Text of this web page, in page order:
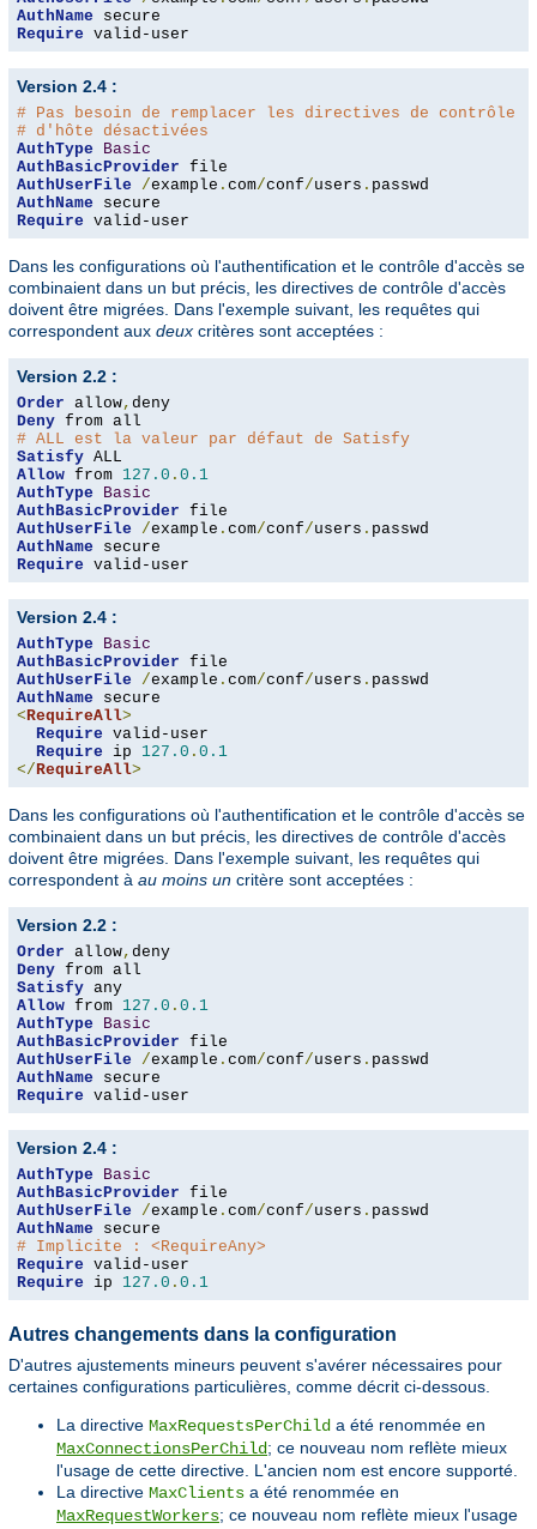
AuthName
Require valid-user
Version 2.4 :
# Pas besoin de remplacer les directives de contrôle
# d'hôte désactivées
AuthType
Basic
AuthBasicProvider
AuthUserFile
/example . com/conf/users .
AuthName
Require valid-user
Dans les configurations où l'authentification et le contrôle d'accès se
combinaient dans un but précis, les directives de contrôle d'accès
doivent être migrées. Dans l'exemple suivant, les requêtes qui
correspondent aux deux critères sont acceptées :
Version 2.2 :
Order allow,
Deny
# ALL est la valeur par défaut de Satisfy
Satisfy
Allow from 127.0 . 0.1
AuthType
Basic
AuthBasicProvider
AuthUserFile
/example . com/conf/users .
AuthName
Require valid-user
Version 2.4 :
AuthType
Basic
AuthBasicProvider
AuthUserFile
/example . com/conf/users .
AuthName
<RequireAll>
Require valid-user
Require ip 127.0 . 0.1
</RequireAll>
Dans les configurations où l'authentification et le contrôle d'accès se
combinaient dans un but précis, les directives de contrôle d'accès
doivent être migrées. Dans l'exemple suivant, les requêtes qui
correspondent à au moins un critère sont acceptées :
Version 2.2 :
Order allow,
Deny
Satisfy
Allow from 127.0 . 0.1
AuthType
Basic
AuthBasicProvider
AuthUserFile
/example . com/conf/users .
AuthName
Require valid-user
Version 2.4 :
AuthType
Basic
AuthBasicProvider
AuthUserFile
/example . com/conf/users .
AuthName
# Implicite : <RequireAny>
Require
Require ip 127.0 . 0.1
Autres changements dans la configuration
D'autres ajustements mineurs peuvent s'avérer nécessaires pour
certaines configurations particulières, comme décrit ci-dessous.
La directive MaxRequestsPerChild a été renommée en
MaxConnectionsPerChild; ce nouveau nom reflète mieux
l'usage de cette directive. L'ancien nom est encore supporté.
La directive MaxClients a été renommée en
MaxRequestWorkers; ce nouveau nom reflète mieux l'usage